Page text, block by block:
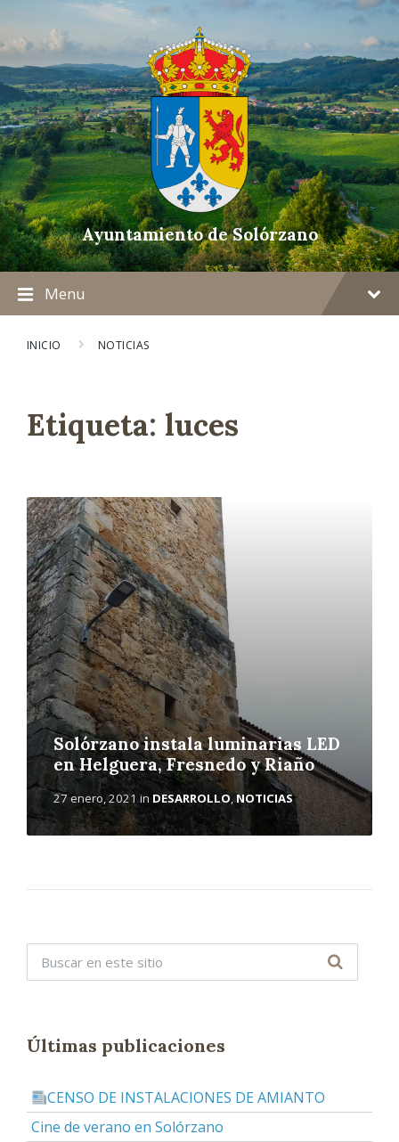
Ayuntamiento de Solórzano
Menu
INICIO NOTICIAS
Etiqueta: luces
Solórzano instala luminarias LED
en Helguera, Fresnedo y Riaño
27 enero, 2021 in DESARROLLO,NOTICIAS
L
e
e
r
m
á
s
Últimas publicaciones
CENSO DE INSTALACIONES DE AMIANTO
Cine de verano en Solórzano